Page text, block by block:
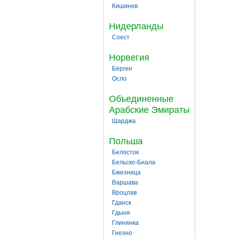
Кишинев
Нидерланды
Соест
Норвегия
Берген
Осло
Объединенные
Арабские Эмираты
Шарджа
Польша
Белосток
Бельско-Биала
Бжезница
Варшава
Вроцлав
Гданск
Гдыня
Глинянка
Гнезно